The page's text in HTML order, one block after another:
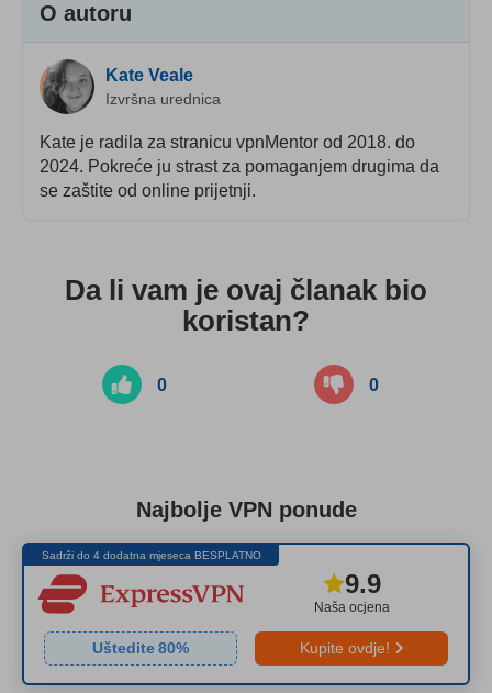
O autoru
Kate Veale
Izvršna urednica
Kate je radila za stranicu vpnMentor od 2018. do
2024. Pokreće ju strast za pomaganjem drugima da
se zaštite od online prijetnji.
Da li vam je ovaj članak bio
koristan?
0 0
Najbolje VPN ponude
Sadrži do 4 dodatna mjeseca BESPLATNO
Naša ocjena
9.9
Uštedite80% Kupite ovdje!